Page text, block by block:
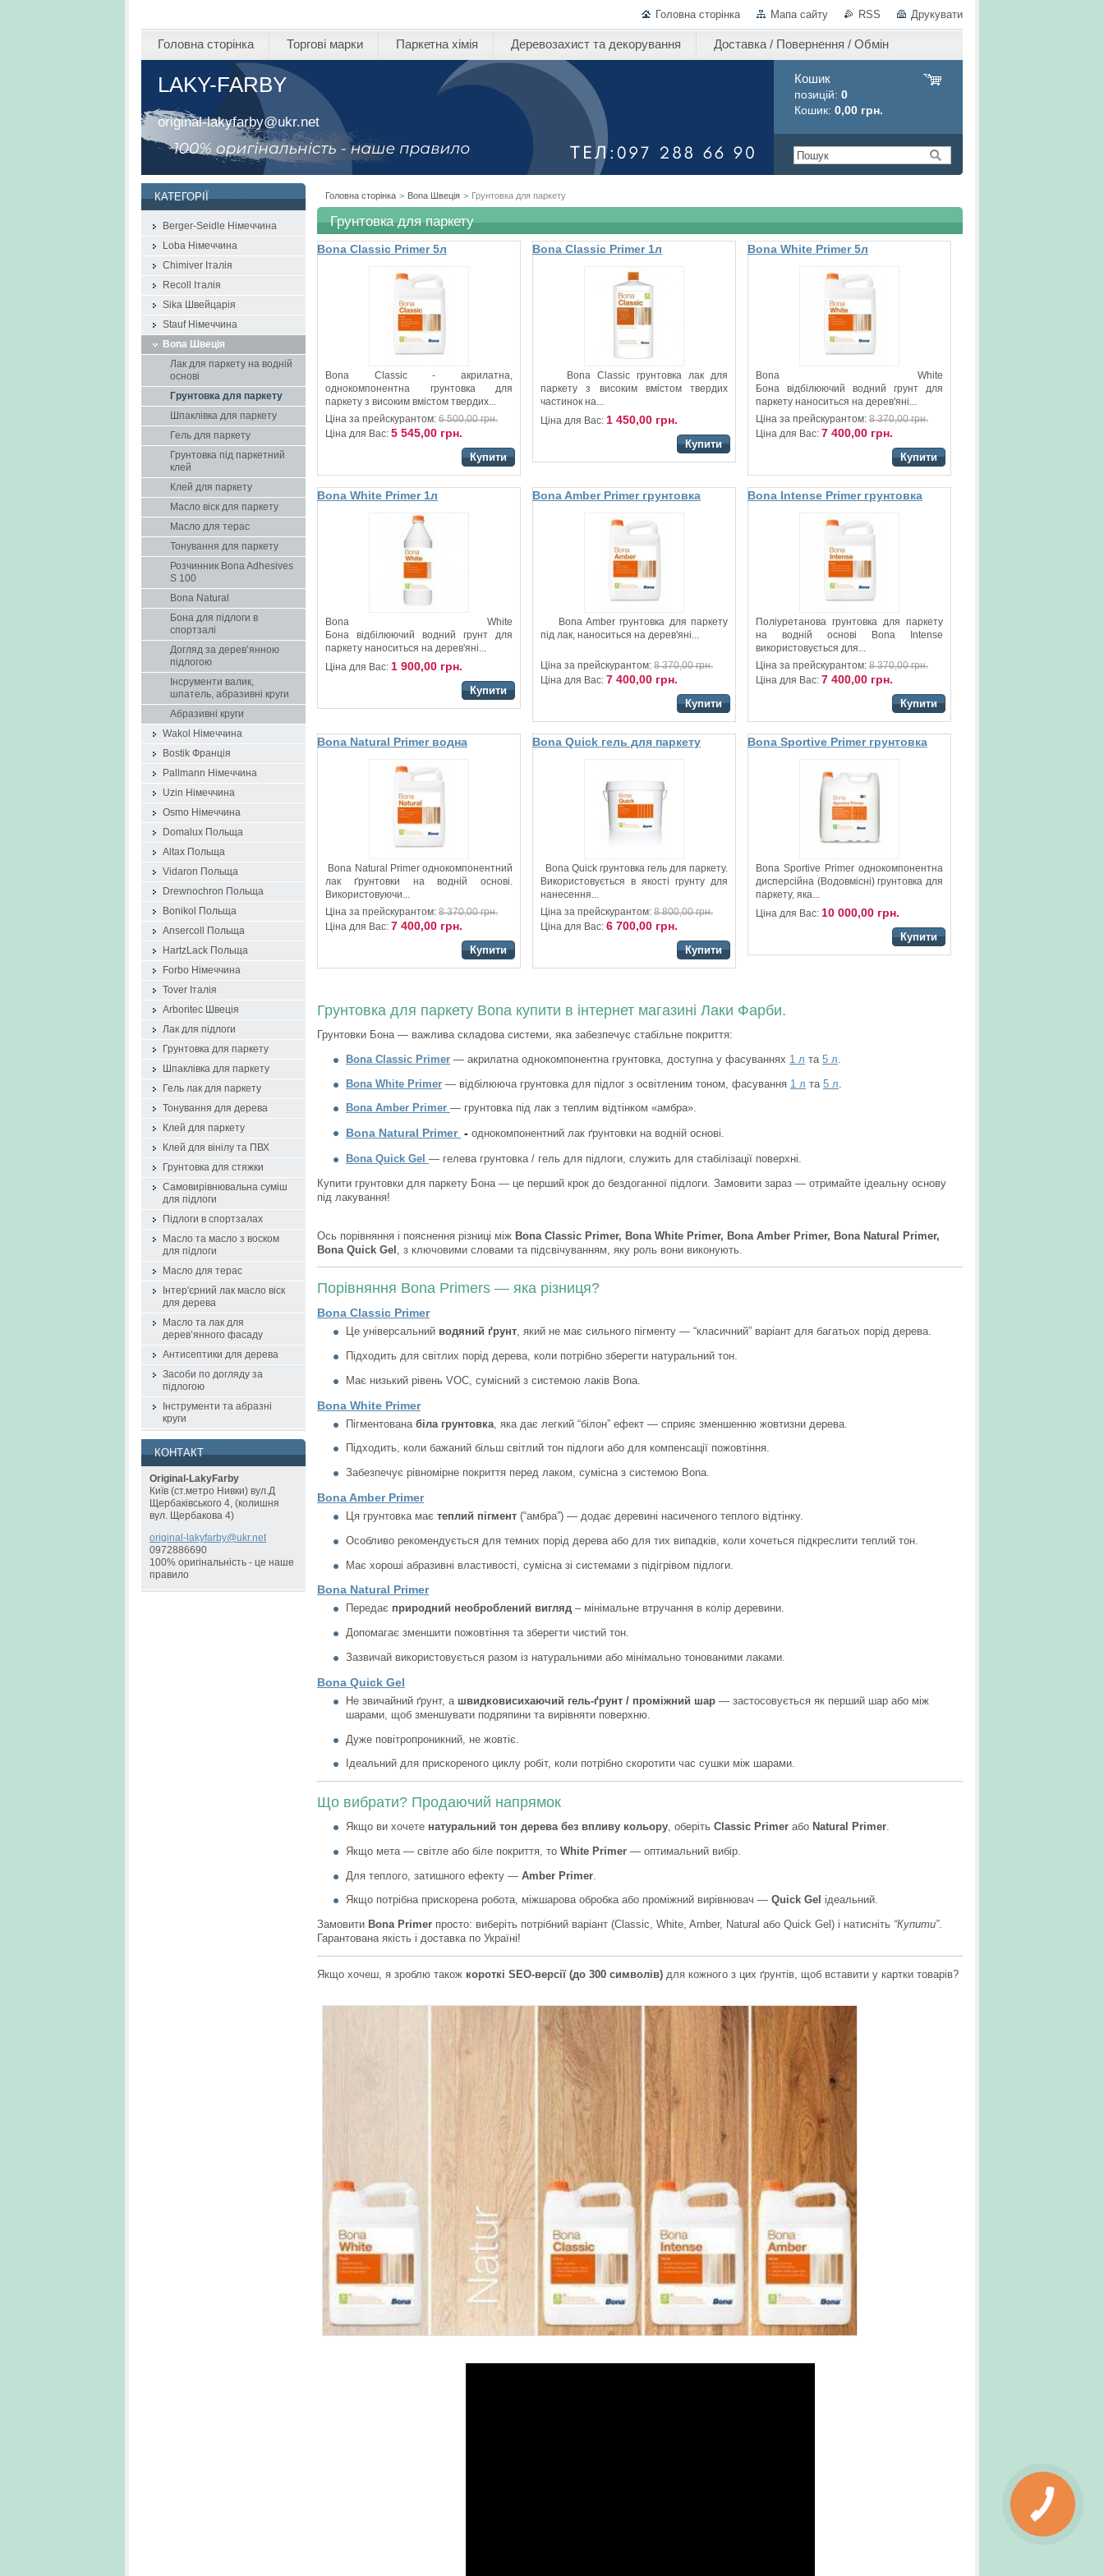
Головна сторінка Мапа сайту RSS Друкувати
Головна сторінка Торгові марки Паркетна хімія Деревозахист та декорування Доставка / Повернення / Обмін
LAKY-FARBY
original-lakyfarby@ukr.net
Кошик
позицій: 0
Кошик: 0,00 грн.
Головна сторінка > Bona Швеція > Грунтовка для паркету
Грунтовка для паркету
Bona Classic Primer 5л
Bona Classic - акрилатна,
однокомпонентна грунтовка для
паркету з високим вмістом твердих...
Ціна за прейскурантом: 6 500,00 грн.
Ціна для Вас: 5 545,00 грн.
Купити
Bona Classic Primer 1л
Bona Classic грунтовка лак для
паркету з високим вмістом твердих
частинок на...
Ціна для Вас: 1 450,00 грн.
Купити
Bona White Primer 5л
Bona White
Бона відбілюючий водний грунт для
паркету наноситься на дерев'яні...
Ціна за прейскурантом: 8 370,00 грн.
Ціна для Вас: 7 400,00 грн.
Купити
Bona White Primer 1л
Bona White
Бона відбілюючий водний грунт для
паркету наноситься на дерев'яні...
Ціна для Вас: 1 900,00 грн.
Купити
Bona Amber Primer грунтовка
Bona Amber грунтовка для паркету
під лак, наноситься на дерев'яні...
Ціна за прейскурантом: 8 370,00 грн.
Ціна для Вас: 7 400,00 грн.
Купити
Bona Intense Primer грунтовка
Поліуретанова грунтовка для паркету
на водній основі Bona Intense
використовується для...
Ціна за прейскурантом: 8 370,00 грн.
Ціна для Вас: 7 400,00 грн.
Купити
Bona Natural Primer водна
Bona Natural Primer однокомпонентний
лак ґрунтовки на водній основі.
Використовуючи...
Ціна за прейскурантом: 8 370,00 грн.
Ціна для Вас: 7 400,00 грн.
Купити
Bona Quick гель для паркету
Bona Quick грунтовка гель для паркету.
Використовується в якості грунту для
нанесення...
Ціна за прейскурантом: 8 800,00 грн.
Ціна для Вас: 6 700,00 грн.
Купити
Bona Sportive Primer грунтовка
Bona Sportive Primer однокомпонентна
дисперсійна (Водовмісні) грунтовка для
паркету, яка...
Ціна для Вас: 10 000,00 грн.
Купити
Грунтовка для паркету Bona купити в інтернет магазині Лаки Фарби.
Грунтовки Бона — важлива складова системи, яка забезпечує стабільне покриття:
Bona Classic Primer — акрилатна однокомпонентна грунтовка, доступна у фасуваннях 1 л та 5 л
Bona White Primer — відбілююча грунтовка для підлог з освітленим тоном, фасування 1 л та 5 л
Bona Amber Primer — грунтовка під лак з теплим відтінком «амбра».
Bona Natural Primer - однокомпонентний лак ґрунтовки на водній основі.
Bona Quick Gel — гелева грунтовка / гель для підлоги, служить для стабілізації поверхні.
Купити грунтовки для паркету Бона — це перший крок до бездоганної підлоги. Замовити зараз — отримайте ідеальну основу
під лакування!
Ось порівняння і пояснення різниці між Bona Classic Primer, Bona White Primer, Bona Amber Primer, Bona Natural Primer,
Bona Quick Gel , з ключовими словами та підсвічуванням, яку роль вони виконують.
Порівняння Bona Primers — яка різниця?
Bona Classic Primer
Це універсальний водяний ґрунт, який не має сильного пігменту — “класичний” варіант для багатьох порід дерева.
Підходить для світлих порід дерева, коли потрібно зберегти натуральний тон.
Має низький рівень VOC, сумісний з системою лаків Bona.
Bona White Primer
Пігментована біла грунтовка , яка дає легкий “білон” ефект — сприяє зменшенню жовтизни дерева.
Підходить, коли бажаний більш світлий тон підлоги або для компенсації пожовтіння.
Забезпечує рівномірне покриття перед лаком, сумісна з системою Bona.
Bona Amber Primer
Ця грунтовка має теплий пігмент (“амбра”) — додає деревині насиченого теплого відтінку.
Особливо рекомендується для темних порід дерева або для тих випадків, коли хочеться підкреслити теплий тон.
Має хороші абразивні властивості, сумісна зі системами з підігрівом підлоги.
Bona Natural Primer
Передає природний необроблений вигляд – мінімальне втручання в колір деревини.
Допомагає зменшити пожовтіння та зберегти чистий тон.
Зазвичай використовується разом із натуральними або мінімально тонованими лаками.
Bona Quick Gel
Не звичайний ґрунт, а швидковисихаючий гель-ґрунт / проміжний шар — застосовується як перший шар або між
шарами, щоб зменшувати подряпини та вирівняти поверхню.
Дуже повітропроникний, не жовтіє.
Ідеальний для прискореного циклу робіт, коли потрібно скоротити час сушки між шарами.
Що вибрати? Продаючий напрямок
Якщо ви хочете натуральний тон дерева без впливу кольору , оберіть Classic Primer або Natural Primer
Якщо мета — світле або біле покриття, то White Primer — оптимальний вибір.
Для теплого, затишного ефекту — Amber Primer
Якщо потрібна прискорена робота, міжшарова обробка або проміжний вирівнювач — Quick Gel ідеальний.
Замовити Bona Primer просто: виберіть потрібний варіант (Classic, White, Amber, Natural або Quick Gel) і натисніть “Купити”.
Гарантована якість і доставка по Україні!
Якщо хочеш, я зроблю також короткі SEO-версії (до 300 символів) для кожного з цих ґрунтів, щоб вставити у картки товарів?
КАТЕГОРІЇ
Berger-Seidle Німеччина
Loba Німеччина
Chimiver Італія
Recoll Італія
Sika Швейцарія
Stauf Німеччина
Bona Швеція
Лак для паркету на водній
основі
Грунтовка для паркету
Шпаклівка для паркету
Гель для паркету
Грунтовка під паркетний
клей
Клей для паркету
Масло віск для паркету
Масло для терас
Тонування для паркету
Розчинник Bona Adhesives
S 100
Bona Natural
Бона для підлоги в
спортзалі
Догляд за дерев’янною
підлогою
Інсрументи валик,
шпатель, абразивні круги
Абразивні круги
Wakol Німеччина
Bostik Франція
Pallmann Німеччина
Uzin Німеччина
Osmo Німеччина
Domalux Польща
Altax Польща
Vidaron Польща
Drewnochron Польща
Bonikol Польща
Ansercoll Польща
HartzLack Польща
Forbo Німеччина
Tover Італія
Arboritec Швеція
Лак для підлоги
Грунтовка для паркету
Шпаклівка для паркету
Гель лак для паркету
Тонування для дерева
Клей для паркету
Клей для вінілу та ПВХ
Грунтовка для стяжки
Самовирівнювальна суміш
для підлоги
Підлоги в спортзалах
Масло та масло з воском
для підлоги
Масло для терас
Інтер'єрний лак масло віск
для дерева
Масло та лак для
дерев’янного фасаду
Антисептики для дерева
Засоби по догляду за
підлогою
Інструменти та абразні
круги
КОНТАКТ
Original-LakyFarby
Київ (ст.метро Нивки) вул.Д
Щербаківського 4, (колишня
вул. Щербакова 4)
original -lakyfarby@ukr.net
0972886690
100% оригінальність - це наше
правило